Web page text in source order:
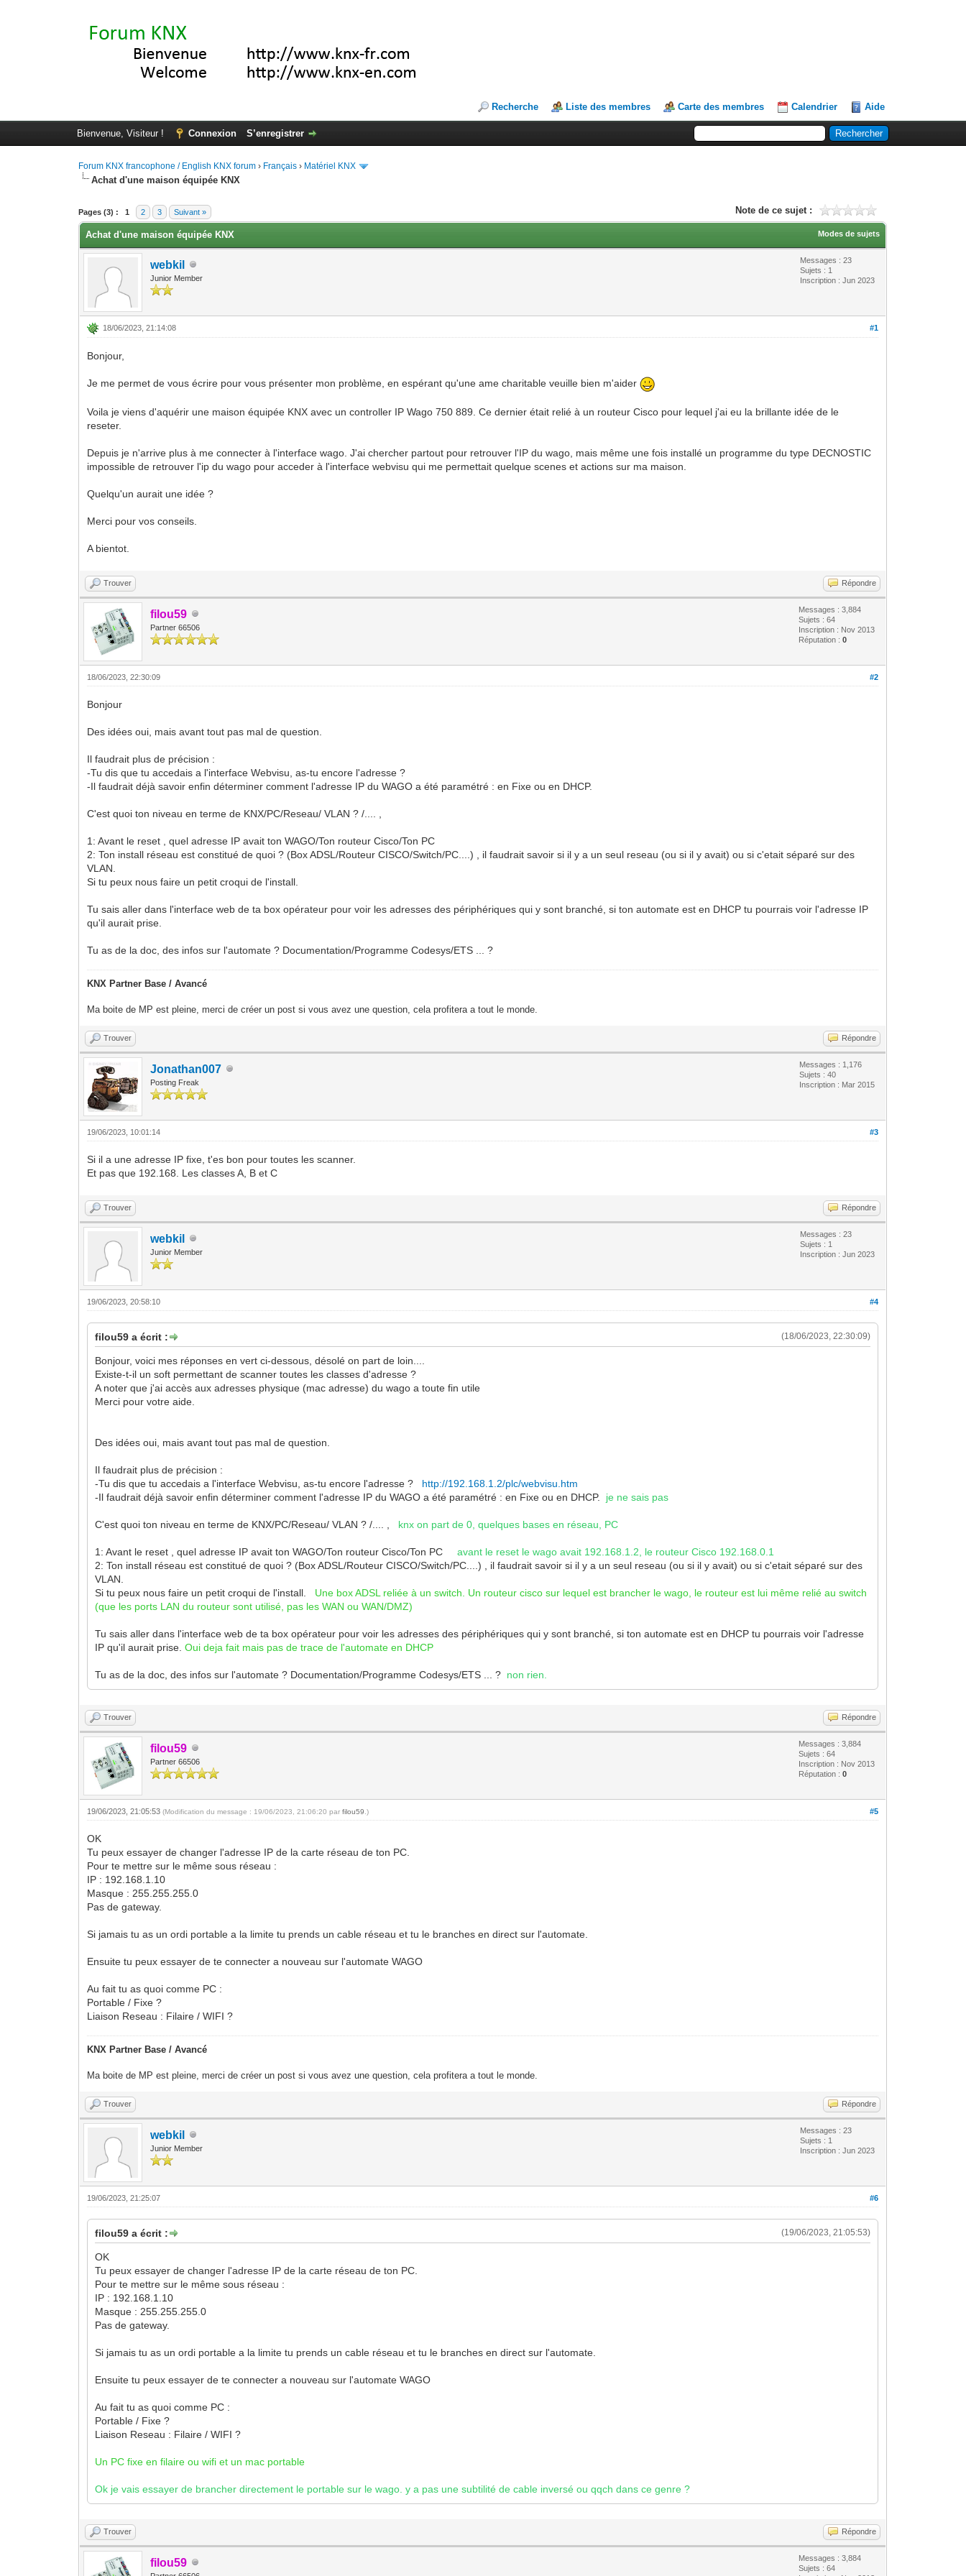
Recherche Liste des membres Carte des membres Calendrier Aide
Bienvenue, Visiteur ! Connexion S’enregistrer
Forum KNX francophone / English KNX forum › Français › Matériel KNX
Achat d'une maison équipée KNX
Pages (3) : 1 2 3 Suivant » Note de ce sujet :
Moyenne : 0 (0 vote(s))
1
2
3
4
5
Modes de sujets
Achat d'une maison équipée KNX
webkil
Junior Member
Messages : 23
Sujets : 1
Inscription : Jun 2023
#1
18/06/2023, 21:14:08
Bonjour,
Je me permet de vous écrire pour vous présenter mon problème, en espérant qu'une ame charitable veuille bien m'aider
Voila je viens d'aquérir une maison équipée KNX avec un controller IP Wago 750 889. Ce dernier était relié à un routeur Cisco pour lequel j'ai eu la brillante idée de le
reseter.
Depuis je n'arrive plus à me connecter à l'interface wago. J'ai chercher partout pour retrouver l'IP du wago, mais même une fois installé un programme du type DECNOSTIC
impossible de retrouver l'ip du wago pour acceder à l'interface webvisu qui me permettait quelque scenes et actions sur ma maison.
Quelqu'un aurait une idée ?
Merci pour vos conseils.
A bientot.
Trouver Répondre
filou59
Partner 66506
Messages : 3,884
Sujets : 64
Inscription : Nov 2013
Réputation :0
#2
18/06/2023, 22:30:09
Bonjour
Des idées oui, mais avant tout pas mal de question.
Il faudrait plus de précision :
-Tu dis que tu accedais a l'interface Webvisu, as-tu encore l'adresse ?
-Il faudrait déjà savoir enfin déterminer comment l'adresse IP du WAGO a été paramétré : en Fixe ou en DHCP.
C'est quoi ton niveau en terme de KNX/PC/Reseau/ VLAN ? /.... ,
1: Avant le reset , quel adresse IP avait ton WAGO/Ton routeur Cisco/Ton PC
2: Ton install réseau est constitué de quoi ? (Box ADSL/Routeur CISCO/Switch/PC....) , il faudrait savoir si il y a un seul reseau (ou si il y avait) ou si c'etait séparé sur des
VLAN.
Si tu peux nous faire un petit croqui de l'install.
Tu sais aller dans l'interface web de ta box opérateur pour voir les adresses des périphériques qui y sont branché, si ton automate est en DHCP tu pourrais voir l'adresse IP
qu'il aurait prise.
Tu as de la doc, des infos sur l'automate ? Documentation/Programme Codesys/ETS ... ?
KNX Partner Base / Avancé
Ma boite de MP est pleine, merci de créer un post si vous avez une question, cela profitera a tout le monde.
Trouver Répondre
Jonathan007
Posting Freak
Messages : 1,176
Sujets : 40
Inscription : Mar 2015
#3
19/06/2023, 10:01:14
Si il a une adresse IP fixe, t'es bon pour toutes les scanner.
Et pas que 192.168. Les classes A, B et C
Trouver Répondre
webkil
Junior Member
Messages : 23
Sujets : 1
Inscription : Jun 2023
#4
19/06/2023, 20:58:10
(18/06/2023, 22:30:09)
filou59 a écrit :
Bonjour, voici mes réponses en vert ci-dessous, désolé on part de loin....
Existe-t-il un soft permettant de scanner toutes les classes d'adresse ?
A noter que j'ai accès aux adresses physique (mac adresse) du wago a toute fin utile
Merci pour votre aide.
Des idées oui, mais avant tout pas mal de question.
Il faudrait plus de précision :
-Tu dis que tu accedais a l'interface Webvisu, as-tu encore l'adresse ?
http://192.168.1.2/plc/webvisu.htm
-Il faudrait déjà savoir enfin déterminer comment l'adresse IP du WAGO a été paramétré : en Fixe ou en DHCP. je ne sais pas
C'est quoi ton niveau en terme de KNX/PC/Reseau/ VLAN ? /.... , knx on part de 0, quelques bases en réseau, PC
1: Avant le reset , quel adresse IP avait ton WAGO/Ton routeur Cisco/Ton PC
avant le reset le wago avait 192.168.1.2, le routeur Cisco 192.168.0.1
2: Ton install réseau est constitué de quoi ? (Box ADSL/Routeur CISCO/Switch/PC....) , il faudrait savoir si il y a un seul reseau (ou si il y avait) ou si c'etait séparé sur des
VLAN.
Si tu peux nous faire un petit croqui de l'install. Une box ADSL reliée à un switch. Un routeur cisco sur lequel est brancher le wago, le routeur est lui même relié au switch
(que les ports LAN du routeur sont utilisé, pas les WAN ou WAN/DMZ)
Tu sais aller dans l'interface web de ta box opérateur pour voir les adresses des périphériques qui y sont branché, si ton automate est en DHCP tu pourrais voir l'adresse
IP qu'il aurait prise.Oui deja fait mais pas de trace de l'automate en DHCP
Tu as de la doc, des infos sur l'automate ? Documentation/Programme Codesys/ETS ... ? non rien.
Trouver Répondre
filou59
Partner 66506
Messages : 3,884
Sujets : 64
Inscription : Nov 2013
Réputation :0
#5
19/06/2023, 21:05:53(Modification du message : 19/06/2023, 21:06:20 parfilou59 .)
OK
Tu peux essayer de changer l'adresse IP de la carte réseau de ton PC.
Pour te mettre sur le même sous réseau :
IP : 192.168.1.10
Masque : 255.255.255.0
Pas de gateway.
Si jamais tu as un ordi portable a la limite tu prends un cable réseau et tu le branches en direct sur l'automate.
Ensuite tu peux essayer de te connecter a nouveau sur l'automate WAGO
Au fait tu as quoi comme PC :
Portable / Fixe ?
Liaison Reseau : Filaire / WIFI ?
KNX Partner Base / Avancé
Ma boite de MP est pleine, merci de créer un post si vous avez une question, cela profitera a tout le monde.
Trouver Répondre
webkil
Junior Member
Messages : 23
Sujets : 1
Inscription : Jun 2023
#6
19/06/2023, 21:25:07
(19/06/2023, 21:05:53)
filou59 a écrit :
OK
Tu peux essayer de changer l'adresse IP de la carte réseau de ton PC.
Pour te mettre sur le même sous réseau :
IP : 192.168.1.10
Masque : 255.255.255.0
Pas de gateway.
Si jamais tu as un ordi portable a la limite tu prends un cable réseau et tu le branches en direct sur l'automate.
Ensuite tu peux essayer de te connecter a nouveau sur l'automate WAGO
Au fait tu as quoi comme PC :
Portable / Fixe ?
Liaison Reseau : Filaire / WIFI ?
Un PC fixe en filaire ou wifi et un mac portable
Ok je vais essayer de brancher directement le portable sur le wago. y a pas une subtilité de cable inversé ou qqch dans ce genre ?
Trouver Répondre
filou59
Messages : 3,884
Sujets : 64